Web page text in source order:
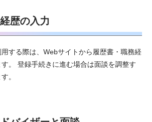
歴の入力
する際は、Webサイトから履歴書・職務経
。 登録手続きに進む場合は面談を調整す
。